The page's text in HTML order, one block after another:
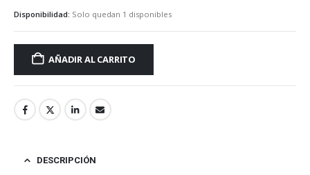
Disponibilidad: Solo quedan 1 disponibles
AÑADIR AL CARRITO
DESCRIPCIÓN